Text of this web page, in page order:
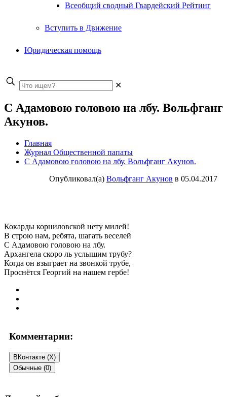
Всеобщий сводный Гвардейский Рейтинг
Вступить в Движение
Юридическая помощь
✕
C Адамовою головою на лбу. Вольфганг
Акунов.
Главная
Журнал Общественной папаты
C Адамовою головою на лбу. Вольфганг Акунов.
Опубликовал(а) Вольфганг Акунов в 05.04.2017
Кокарды корниловской нету милей!
В строю нам, ребята, шагать веселей
С Адамовою головою на лбу.
Архангела скоро ль услышим трубу?
Когда он взыграет на звонкой трубе,
Проснётся Георгий на нашем гербе!
Комментарии:
ВКонтакте (X)
Обычные (0)